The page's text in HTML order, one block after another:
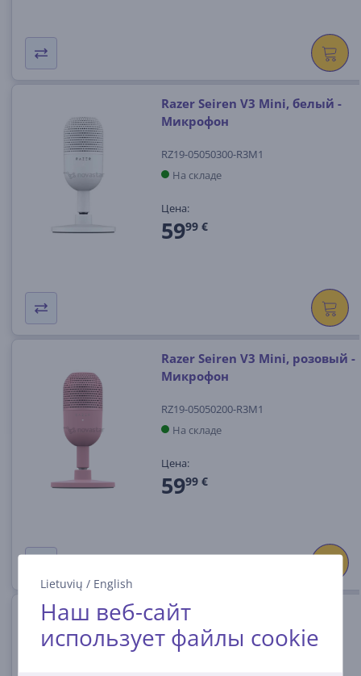
Lietuvių / English
Наш веб-сайт
использует файлы cookie
Razer Seiren V3 Mini, белый -
Микрофон
RZ19-05050300-R3M1
На складе
Цена:
5999 €
Razer Seiren V3 Mini, розовый -
Микрофон
RZ19-05050200-R3M1
На складе
Цена:
5999 €
RODE PodMic, черный -
Микрофон